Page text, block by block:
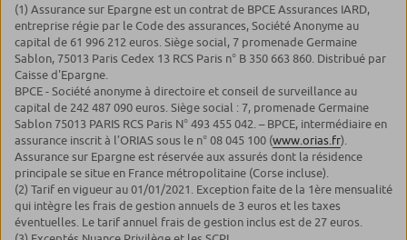
(1) Assurance sur Epargne est un contrat de BPCE Assurances IARD,
entreprise régie par le Code des assurances, Société Anonyme au
capital de 61 996 212 euros. Siège social, 7 promenade Germaine
Sablon, 75013 Paris Cedex 13 RCS Paris n° B 350 663 860. Distribué par
Caisse d'Epargne.
BPCE - Société anonyme à directoire et conseil de surveillance au
capital de 242 487 090 euros. Siège social : 7, promenade Germaine
Sablon 75013 PARIS RCS Paris N° 493 455 042. – BPCE, intermédiaire en
assurance inscrit à l’ORIAS sous le n° 08 045 100 (www.orias.fr).
Assurance sur Epargne est réservée aux assurés dont la résidence
principale se situe en France métropolitaine (Corse incluse).
(2) Tarif en vigueur au 01/01/2021. Exception faite de la 1ère mensualité
qui intègre les frais de gestion annuels de 3 euros et les taxes
éventuelles. Le tarif annuel frais de gestion inclus est de 27 euros.